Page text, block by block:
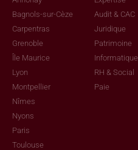
Bagnols-sur-Cèze
Carpentras
Grenoble
Île Maurice
Lyon
Montpellier
Nîmes
Nyons
Paris
Toulouse
Audit & CAC
Juridique
Patrimoine
Informatique
RH & Social
Paie